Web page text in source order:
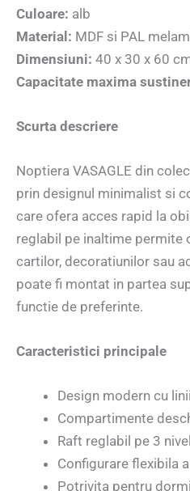
Culoare: alb
Material: MDF si PAL
Dimensiuni: 40 x 30 x 60
Capacitate maxima
Scurta descriere
Noptiera VASAGLE din
prin designul minimalist si
care ofera acces rapid la
reglabil pe inaltime permite
cartilor, decoratiunilor sau
poate fi montat in partea
functie de preferinte.
Caracteristici principale
Design modern cu
Compartimente
Raft reglabil pe 3
Configurare flexibila
Potrivita pentru